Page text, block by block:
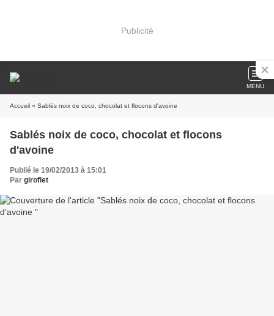
Publicité
MENU
Accueil » Sablés noix de coco, chocolat et flocons d'avoine
Sablés noix de coco, chocolat et flocons
d'avoine
Publié le 19/02/2013 à 15:01
Par giroflet